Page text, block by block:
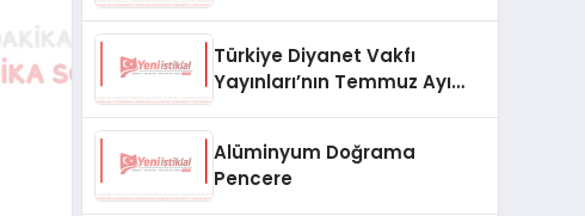
Türkiye Diyanet Vakfı
Yayınları’nın Temmuz Ayı
Alüminyum Doğrama
Pencere